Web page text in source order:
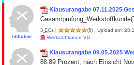
htlbulme
Klausurangabe 07.11.2025
3 ECs | (5) | Upload am:
Werkstoffkunde VO
Klausurangabe 09.05.2025
88.89 Prozent, nach Einsicht